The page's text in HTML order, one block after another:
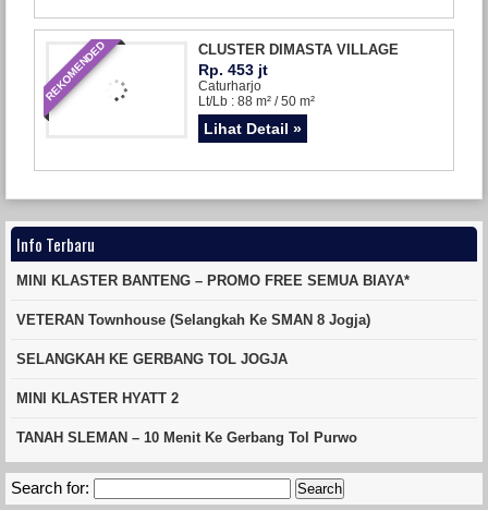
REKOMENDED CLUSTER DIMASTA VILLAGE
Rp. 453 jt
Caturharjo
Lt/Lb : 88 m² / 50 m²
Lihat Detail »
Info Terbaru
MINI KLASTER BANTENG – PROMO FREE SEMUA BIAYA*
VETERAN Townhouse (Selangkah Ke SMAN 8 Jogja)
SELANGKAH KE GERBANG TOL JOGJA
MINI KLASTER HYATT 2
TANAH SLEMAN – 10 Menit Ke Gerbang Tol Purwo
Search for: